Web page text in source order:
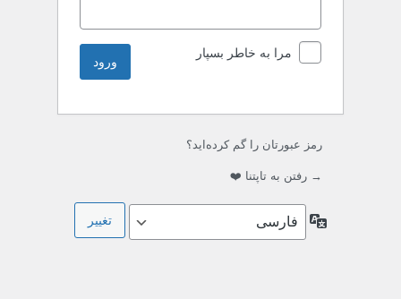
مرا به خاطر بسپار
رمز عبورتان را گم کرده‌اید؟
→ رفتن به تاپتنا ❤️
زبان